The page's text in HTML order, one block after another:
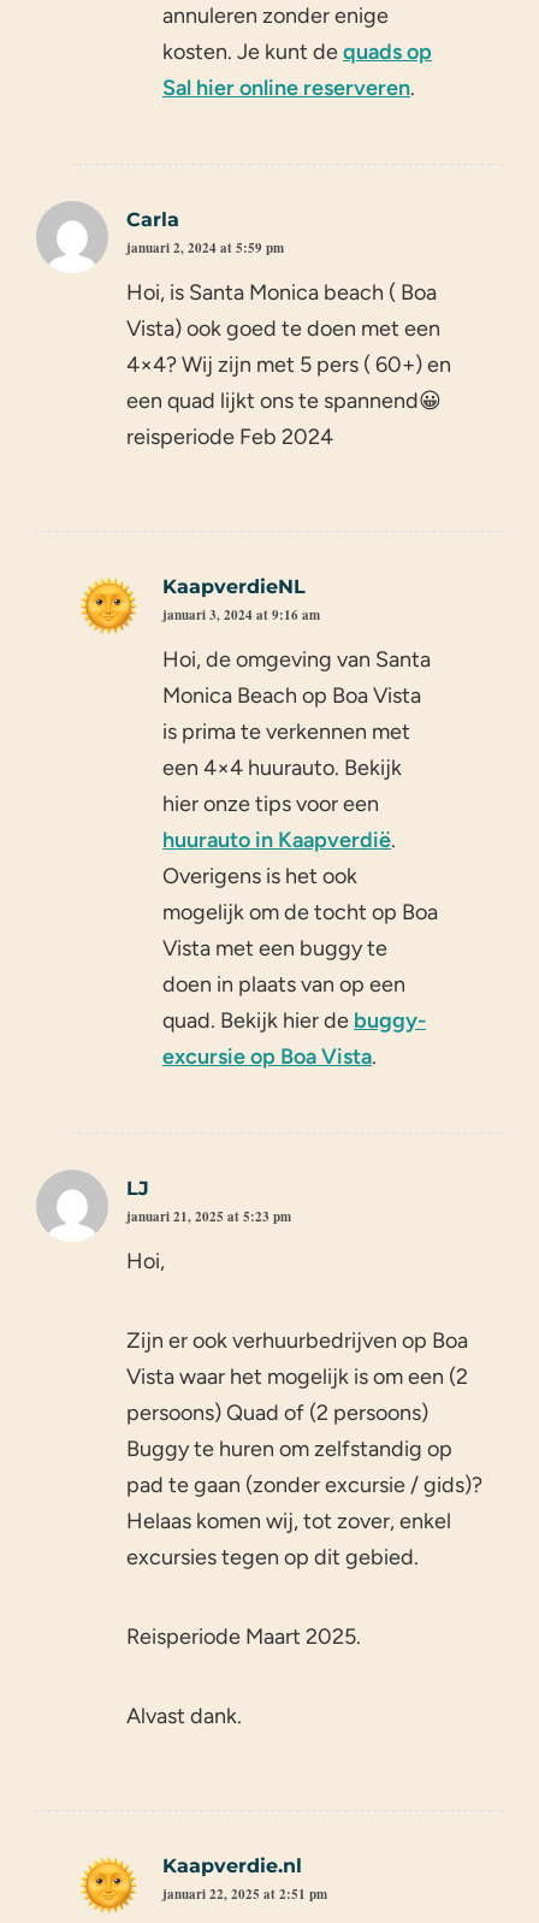
annuleren zonder enige
kosten. Je kunt dequads op
Sal hier online reserveren.
Carla
januari 2, 2024 at 5:59 pm
Hoi, is Santa Monica beach ( Boa
Vista) ook goed te doen met een
4×4? Wij zijn met 5 pers ( 60+) en
een quad lijkt ons te spannend😀
reisperiode Feb 2024
KaapverdieNL
januari 3, 2024 at 9:16 am
Hoi, de omgeving van Santa
Monica Beach op Boa Vista
is prima te verkennen met
een 4×4 huurauto. Bekijk
hier onze tips voor een
huurauto in Kaapverdië.
Overigens is het ook
mogelijk om de tocht op Boa
Vista met een buggy te
doen in plaats van op een
quad. Bekijk hier de buggy-
excursie op Boa Vista.
LJ
januari 21, 2025 at 5:23 pm
Hoi,
Zijn er ook verhuurbedrijven op Boa
Vista waar het mogelijk is om een (2
persoons) Quad of (2 persoons)
Buggy te huren om zelfstandig op
pad te gaan (zonder excursie / gids)?
Helaas komen wij, tot zover, enkel
excursies tegen op dit gebied.
Reisperiode Maart 2025.
Alvast dank.
Kaapverdie.nl
januari 22, 2025 at 2:51 pm